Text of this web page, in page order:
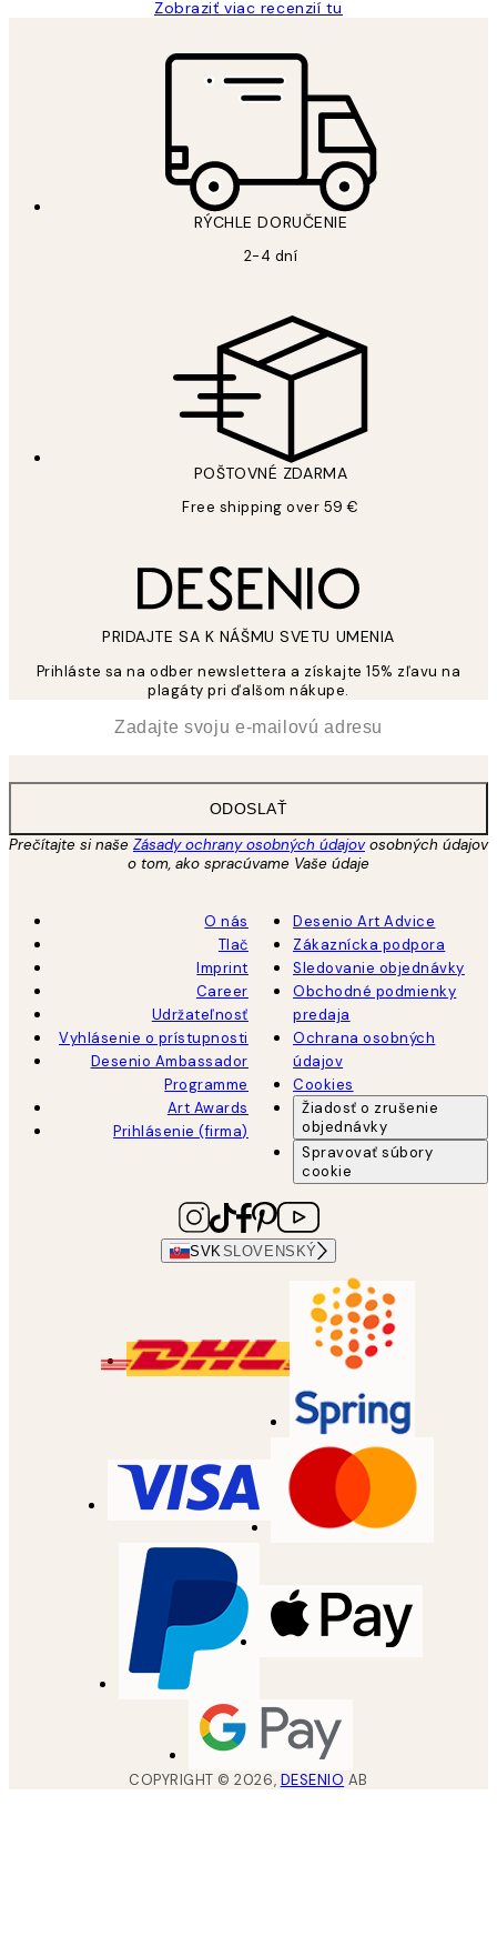
Zobraziť viac recenzií tu
RÝCHLE DORUČENIE
2-4 dní
POŠTOVNÉ ZDARMA
Free shipping over 59 €
PRIDAJTE SA K NÁŠMU SVETU UMENIA
Prihláste sa na odber newslettera a získajte 15% zľavu na
plagáty pri ďalšom nákupe.
ODOSLAŤ
Prečítajte si naše Zásady ochrany osobných údajovosobných údajov
o tom, ako spracúvame Vaše údaje
O nás
Tlač
Imprint
Career
Udržateľnosť
Vyhlásenie o prístupnosti
Desenio Ambassador
Programme
Art Awards
Prihlásenie (firma)
Desenio Art Advice
Zákaznícka podpora
Sledovanie objednávky
Obchodné podmienky
predaja
Ochrana osobných
údajov
Cookies
Žiadosť o zrušenie
objednávky
Spravovať súbory
cookie
SVK SLOVENSKÝ
COPYRIGHT ©2026, DESENIO AB